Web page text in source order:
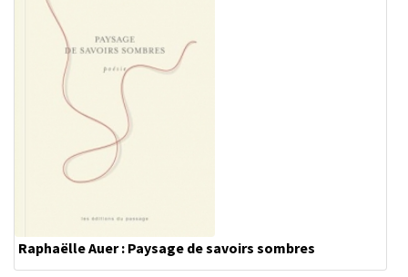
Raphaëlle Auer : Paysage de savoirs sombres